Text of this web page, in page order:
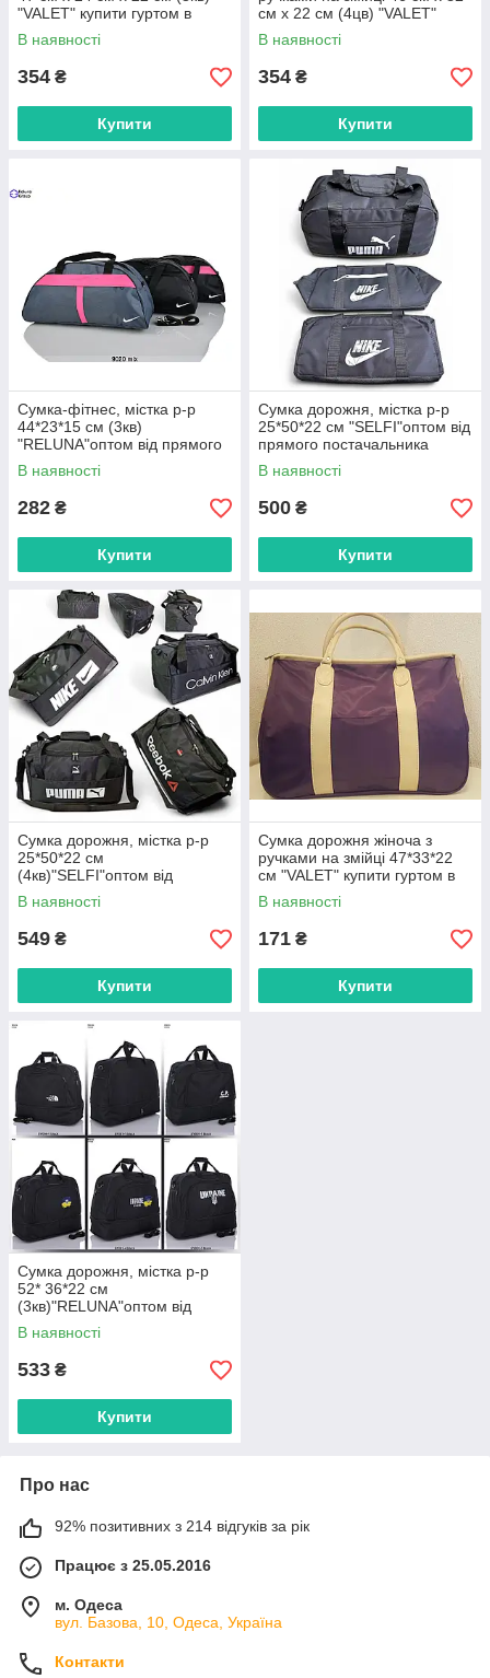
"VALET" купити гуртом в
Одесі на 7 км
В наявності
354 ₴
Купити
см х 22 см (4цв) "VALET"
купити гуртом в Одесі на 7 км
В наявності
354 ₴
Купити
Сумка-фітнес, містка р-р
44*23*15 см (3кв)
"RELUNA"оптом від прямого
постачальника
В наявності
282 ₴
Купити
Сумка дорожня, містка р-р
25*50*22 см "SELFI"оптом від
прямого постачальника
В наявності
500 ₴
Купити
Сумка дорожня, містка р-р
25*50*22 см
(4кв)"SELFI"оптом від
прямого постачальника
В наявності
549 ₴
Купити
Сумка дорожня жіноча з
ручками на змійці 47*33*22
см "VALET" купити гуртом в
Одесі на 7 км
В наявності
171 ₴
Купити
Сумка дорожня, містка р-р
52* 36*22 см
(3кв)"RELUNA"оптом від
прямого постачальника
В наявності
533 ₴
Купити
Про нас
92% позитивних з 214 відгуків за рік
Працює з 25.05.2016
м. Одеса
вул. Базова, 10, Одеса, Україна
Контакти